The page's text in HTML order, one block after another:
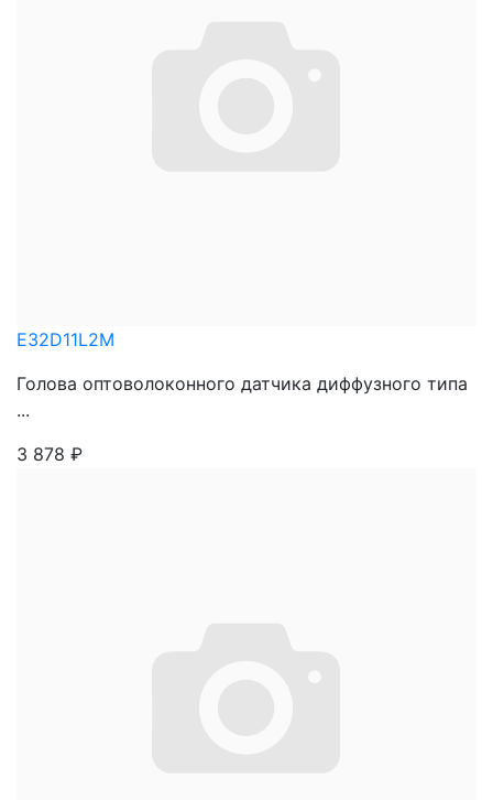
E32D11L2M
Голова оптоволоконного датчика диффузного типа
...
3 878 ₽